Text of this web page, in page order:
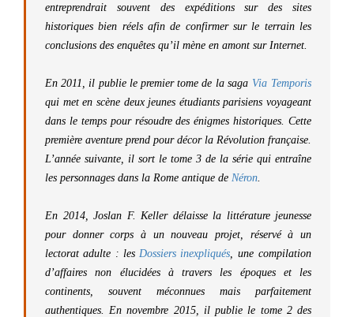
entreprendrait souvent des expéditions sur des sites
historiques bien réels afin de confirmer sur le terrain les
conclusions des enquêtes qu’il mène en amont sur Internet.
En 2011, il publie le premier tome de la saga Via Temporis
qui met en scène deux jeunes étudiants parisiens voyageant
dans le temps pour résoudre des énigmes historiques. Cette
première aventure prend pour décor la Révolution française.
L’année suivante, il sort le tome 3 de la série qui entraîne
les personnages dans la Rome antique de Néron.
En 2014, Joslan F. Keller délaisse la littérature jeunesse
pour donner corps à un nouveau projet, réservé à un
lectorat adulte : les Dossiers inexpliqués, une compilation
d’affaires non élucidées à travers les époques et les
continents, souvent méconnues mais parfaitement
authentiques. En novembre 2015, il publie le tome 2 des